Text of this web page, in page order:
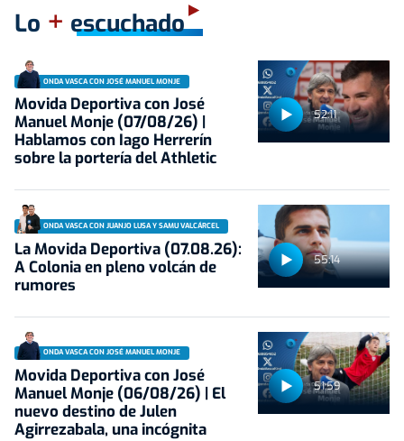
Lo + escuchado
52:11
ONDA VASCA CON JOSÉ MANUEL MONJE
Movida Deportiva con José
Manuel Monje (07/08/26) |
Hablamos con Iago Herrerín
sobre la portería del Athletic
55:14
ONDA VASCA CON JUANJO LUSA Y SAMU VALCÁRCEL
La Movida Deportiva (07.08.26):
A Colonia en pleno volcán de
rumores
51:59
ONDA VASCA CON JOSÉ MANUEL MONJE
Movida Deportiva con José
Manuel Monje (06/08/26) | El
nuevo destino de Julen
Agirrezabala, una incógnita